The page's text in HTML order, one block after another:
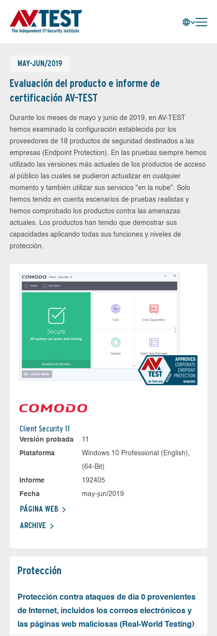
MAY-JUN/2019
Evaluación del producto e informe de
certificación AV-TEST
Durante los meses de mayo y junio de 2019, en AV-TEST
hemos examinado la configuración establecida por los
proveedores de 18 productos de seguridad destinados a las
empresas (Endpoint Protection). En las pruebas siempre hemos
utilizado las versiones más actuales de los productos de acceso
al público las cuales se pudieron actualizar en cualquier
momento y también utilizar sus servicios "en la nube". Solo
hemos tenido en cuenta escenarios de pruebas realistas y
hemos comprobado los productos contra las amenazas
actuales. Los productos han tenido que demostrar sus
capacidades aplicando todas sus funciones y niveles de
protección.
Client Security 11
Versión probada
11
Plataforma
Windows 10 Professional (English),
(64-Bit)
Informe
192405
Fecha
may-jun/2019
PÁGINA WEB
ARCHIVE
Protección
Protección contra ataques de día 0 provenientes
de Internet, incluidos los correos electrónicos y
las páginas web maliciosas (Real-World Testing)